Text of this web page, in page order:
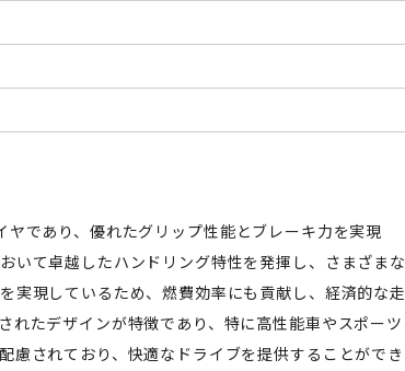
であり、優れたグリップ性能とブレーキ力を実現
いて卓越したハンドリング特性を発揮し、さまざまな
実現しているため、燃費効率にも貢献し、経済的な走
れたデザインが特徴であり、特に高性能車やスポーツ
慮されており、快適なドライブを提供することができ